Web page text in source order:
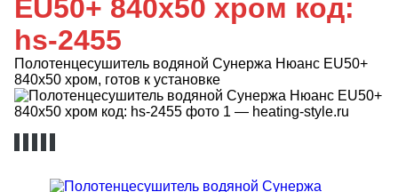
EU50+ 840х50 хром код:
hs-2455
Полотенцесушитель водяной Сунержа Нюанс EU50+
840х50 хром, готов к установке